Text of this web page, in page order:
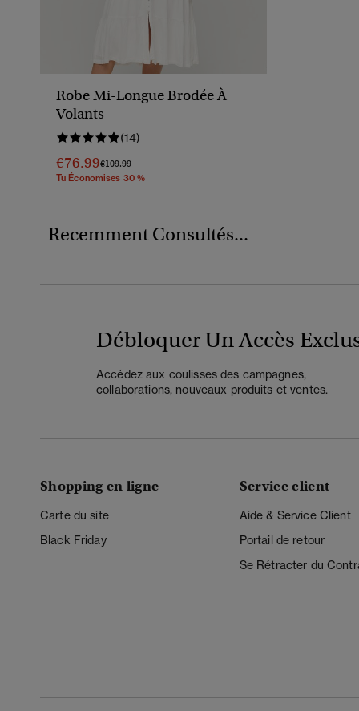
Robe Mi-Longue Brodée À
Volants
(14)
€76.99Prix Réduit De
€109.99À
Tu Économises 30 %
Recemment Consultés...
Débloquer Un Accès
Accédez aux coulisses des campagnes,
collaborations, nouveaux produits et ventes.
Shopping en ligne
Carte du site
Black Friday
Service client
Aide & Service Client
Portail de retour
Se Rétracter du